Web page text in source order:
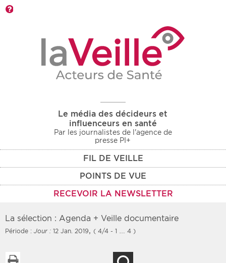
Le média des décideurs et
influenceurs en santé
Par les journalistes de l'agence de
presse PI+
FIL DE VEILLE
POINTS DE VUE
RECEVOIR LA NEWSLETTER
La sélection : Agenda + Veille documentaire
Période : Jour : 12 Jan. 2019, ( 4/4 - 1 … 4 )